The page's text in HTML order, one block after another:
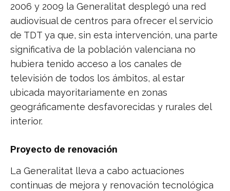
2006 y 2009 la Generalitat desplegó una red
audiovisual de centros para ofrecer el servicio
de TDT ya que, sin esta intervención, una parte
significativa de la población valenciana no
hubiera tenido acceso a los canales de
televisión de todos los ámbitos, al estar
ubicada mayoritariamente en zonas
geográficamente desfavorecidas y rurales del
interior.
Proyecto de renovación
La Generalitat lleva a cabo actuaciones
continuas de mejora y renovación tecnológica